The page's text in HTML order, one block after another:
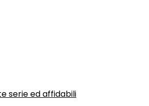
serie ed affidabili